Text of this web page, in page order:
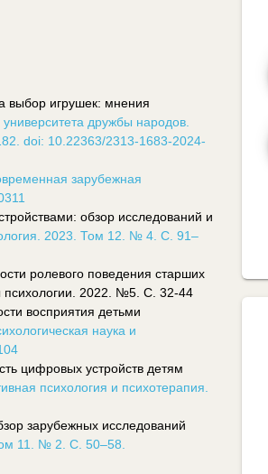
выбор игрушек: мнения
университета дружбы народов.
doi: 10.22363/2313-1683-2024-
зарубежная
обзор исследований и
2023. Том 12. № 4. С. 91–
ролевого поведения старших
психологии. 2022. №5. С. 32-44
восприятия детьми
наука и
цифровых устройств детям
психология и психотерапия.
зарубежных исследований
11. № 2. С. 50–58.